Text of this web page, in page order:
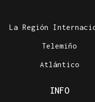
La Región
Telemiño
Atlántico
INFO